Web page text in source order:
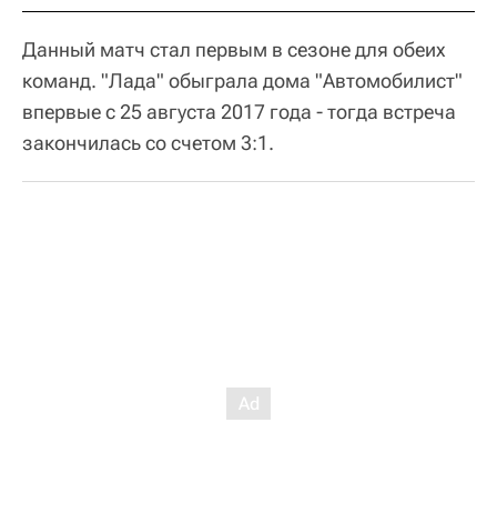
Данный матч стал первым в сезоне для обеих
команд. "Лада" обыграла дома "Автомобилист"
впервые с 25 августа 2017 года - тогда встреча
закончилась со счетом 3:1.